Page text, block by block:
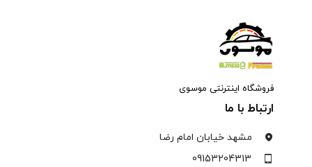
فروشگاه اینترنتی موسوی
ارتباط با ما
مشهد خیابان امام رضا
09153204313